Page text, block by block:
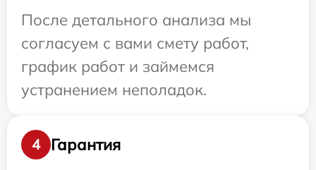
После детального анализа мы
согласуем с вами смету работ,
график работ и займемся
устранением неполадок.
4
Гарантия